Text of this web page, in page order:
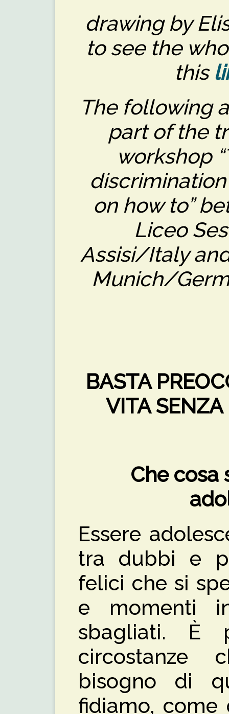
drawing by
to see the
this
The following
part of the
workshop
on how to”
Liceo
Assisi/Italy
Munich/
BASTA
VITA
Che cosa
Essere
tra dubbi e
felici che si
e momenti
sbagliati. È
circostanze
bisogno di
fidiamo,